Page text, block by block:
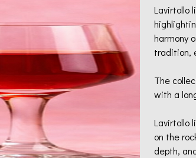
Lavirtollo
harmony
tradition,
The
with a
Lavirtollo
on the
depth,